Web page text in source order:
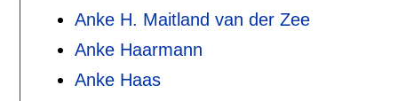
Anke H. Maitland van der Zee
Anke Haarmann
Anke Haas